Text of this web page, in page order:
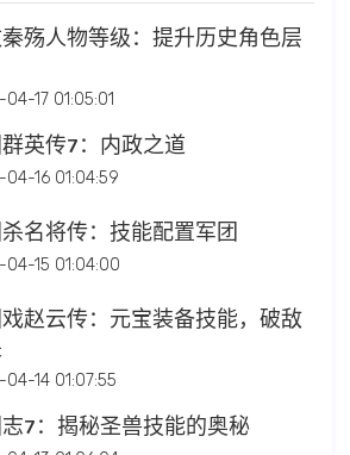
殇人物等级：提升历史角色层
17 01:05:01
英传7：内政之道
16 01:04:59
名将传：技能配置军团
15 01:04:00
赵云传：元宝装备技能，破敌
14 01:07:55
7：揭秘圣兽技能的奥秘